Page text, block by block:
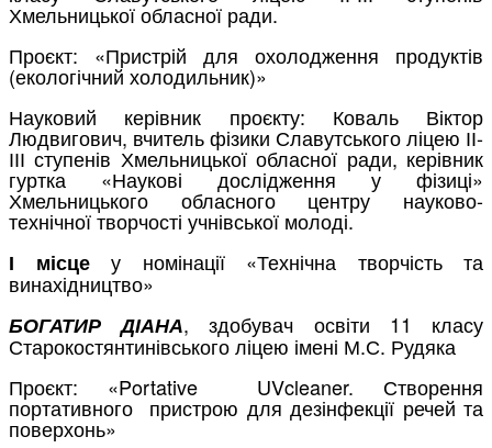
Хмельницької обласної ради.
Проєкт: «Пристрій для охолодження продуктів
(екологічний холодильник)»
Науковий керівник проєкту: Коваль Віктор
Людвигович, вчитель фізики Славутського ліцею ІІ-
ІІІ ступенів Хмельницької обласної ради, керівник
гуртка «Наукові дослідження у фізиці»
Хмельницького обласного центру науково-
технічної творчості учнівської молоді.
І місце у номінації «Технічна творчість та
винахідництво»
БОГАТИР ДІАНА, здобувач освіти 11 класу
Старокостянтинівського ліцею імені М.С. Рудяка
Проєкт: «Portative UVcleaner. Створення
портативного пристрою для дезінфекції речей та
поверхонь»